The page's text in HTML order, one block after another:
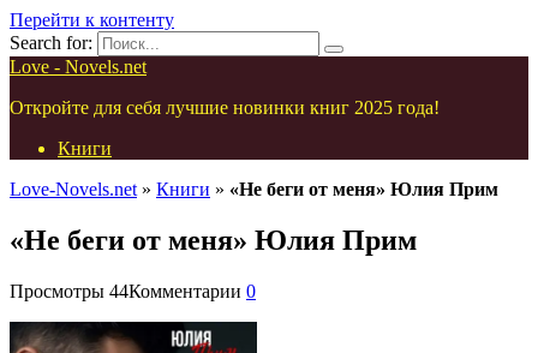
Перейти к контенту
Search for:
Love - Novels.net
Откройте для себя лучшие новинки книг 2025 года!
Книги
Love-Novels.net » Книги » «Не беги от меня» Юлия Прим
«Не беги от меня» Юлия Прим
Просмотры 44Комментарии 0